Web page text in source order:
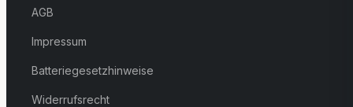
AGB
Impressum
Batteriegesetzhinweise
Widerrufsrecht